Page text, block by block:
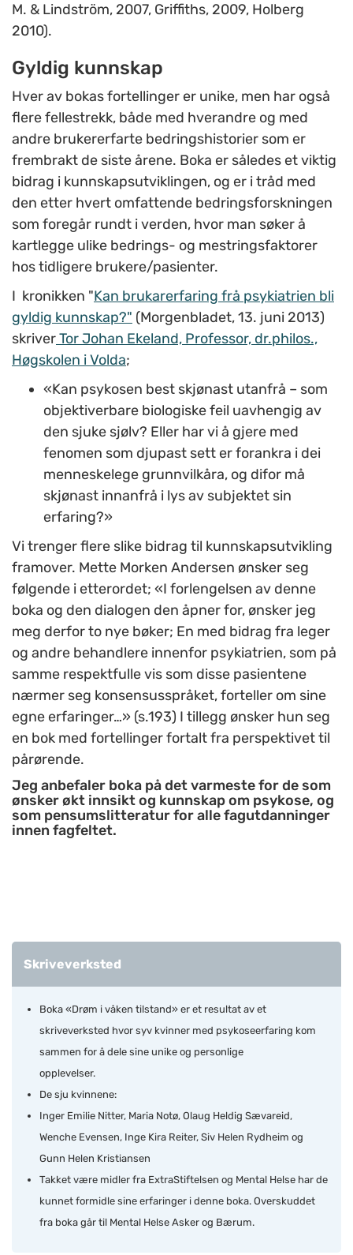
M. & Lindström, 2007, Griffiths, 2009, Holberg
2010).
Gyldig kunnskap
Hver av bokas fortellinger er unike, men har også
flere fellestrekk, både med hverandre og med
andre brukererfarte bedringshistorier som er
frembrakt de siste årene. Boka er således et viktig
bidrag i kunnskapsutviklingen, og er i tråd med
den etter hvert omfattende bedringsforskningen
som foregår rundt i verden, hvor man søker å
kartlegge ulike bedrings- og mestringsfaktorer
hos tidligere brukere/pasienter.
I kronikken "Kan brukarerfaring frå psykiatrien bli
gyldig kunnskap?" (Morgenbladet, 13. juni 2013)
skriverTor Johan Ekeland, Professor, dr.philos.,
Høgskolen i Volda;
«Kan psykosen best skjønast utanfrå – som
objektiverbare biologiske feil uavhengig av
den sjuke sjølv? Eller har vi å gjere med
fenomen som djupast sett er forankra i dei
menneskelege grunnvilkåra, og difor må
skjønast innanfrå i lys av subjektet sin
erfaring?»
Vi trenger flere slike bidrag til kunnskapsutvikling
framover. Mette Morken Andersen ønsker seg
følgende i etterordet; «I forlengelsen av denne
boka og den dialogen den åpner for, ønsker jeg
meg derfor to nye bøker; En med bidrag fra leger
og andre behandlere innenfor psykiatrien, som på
samme respektfulle vis som disse pasientene
nærmer seg konsensusspråket, forteller om sine
egne erfaringer…» (s.193) I tillegg ønsker hun seg
en bok med fortellinger fortalt fra perspektivet til
pårørende.
Jeg anbefaler boka på det varmeste for de som
ønsker økt innsikt og kunnskap om psykose, og
som pensumslitteratur for alle fagutdanninger
innen fagfeltet.
Skriveverksted
Boka «Drøm i våken tilstand» er et resultat av et
skriveverksted hvor syv kvinner med psykoseerfaring kom
sammen for å dele sine unike og personlige
opplevelser.
De sju kvinnene:
Inger Emilie Nitter, Maria Notø, Olaug Heldig Sævareid,
Wenche Evensen, Inge Kira Reiter, Siv Helen Rydheim og
Gunn Helen Kristiansen
Takket være midler fra ExtraStiftelsen og Mental Helse har de
kunnet formidle sine erfaringer i denne boka. Overskuddet
fra boka går til Mental Helse Asker og Bærum.